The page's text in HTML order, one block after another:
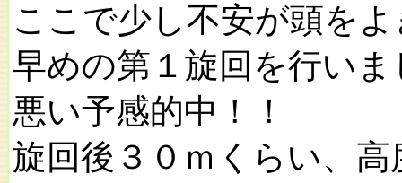
ここで少し不安が頭を
早めの第１旋回を行いま
悪い予感的中！！
旋回後３０ｍくらい、